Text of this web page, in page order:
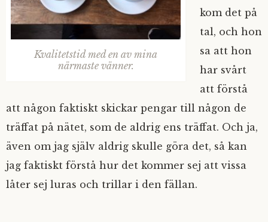
Kvalitetstid med en av mina
närmaste vänner.
kom det på
tal, och hon
sa att hon
har svårt
att förstå
att någon faktiskt skickar pengar till någon de
träffat på nätet, som de aldrig ens träffat. Och ja,
även om jag själv aldrig skulle göra det, så kan
jag faktiskt förstå hur det kommer sej att vissa
låter sej luras och trillar i den fällan.